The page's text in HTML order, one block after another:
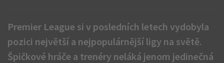
Premier League si v posledních letech vydobyla
pozici největší a nejpopulárnější ligy na světě.
Špičkové hráče a trenéry neláká jenom jedinečná